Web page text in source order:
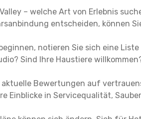
– welche Art von Erlebnis
entscheiden, können
notieren Sie sich eine
Sind Ihre Haustiere
aktuelle Bewertungen auf
Einblicke in Servicequalität,